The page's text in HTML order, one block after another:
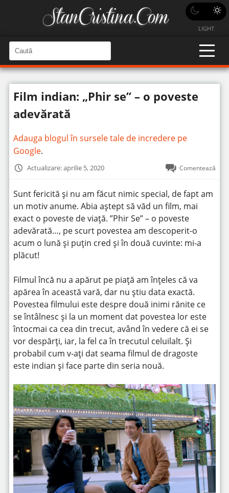
LIGHT
a
u
t
C
a
u
î
n
t
Film indian: „Phir se” – o poveste
adevărată
Adauga blogul în sursele tale de incredere pe
Google.
Actualizare: aprilie 5, 2020 Comentează
Sunt fericită și nu am făcut nimic special, de fapt am
un motiv anume. Abia aștept să văd un film, mai
exact o poveste de viață. ”Phir Se” – o poveste
adevărată…, pe scurt povestea am descoperit-o
acum o lună și puțin cred și în două cuvinte: mi-a
plăcut!
Filmul încă nu a apărut pe piață am înțeles că va
apărea în această vară, dar nu știu data exactă.
Povestea filmului este despre două inimi rănite ce
se întâlnesc și la un moment dat povestea lor este
întocmai ca cea din trecut, având în vedere că ei se
vor despărți, iar, la fel ca în trecutul celuilalt. Și
probabil cum v-ați dat seama filmul de dragoste
este indian și face parte din seria nouă.